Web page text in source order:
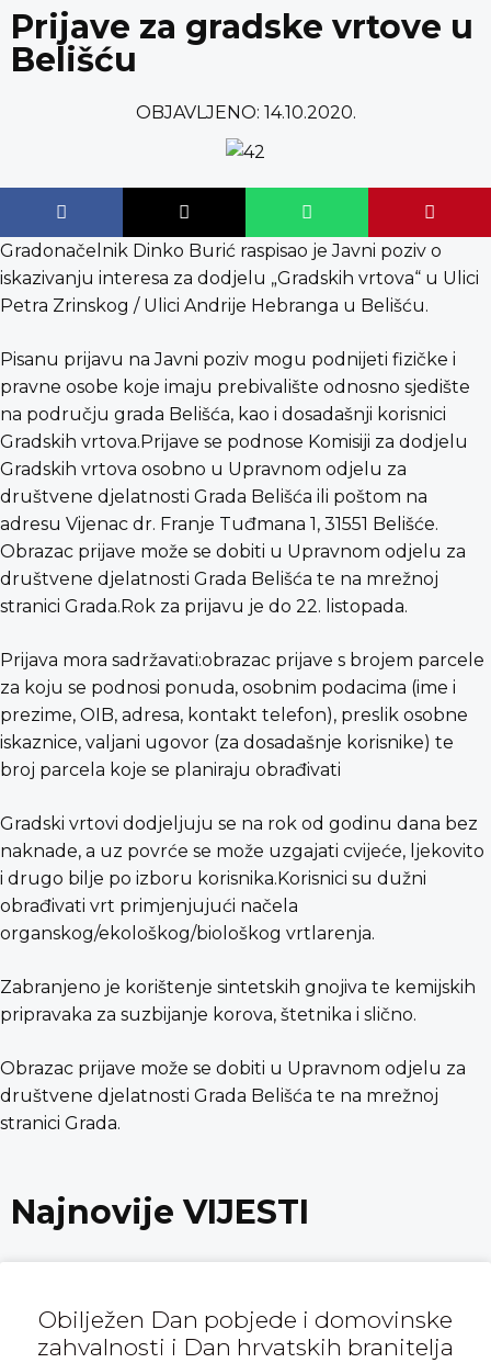
content
Prijave za gradske vrtove u
Belišću
OBJAVLJENO: 14.10.2020.
Gradonačelnik Dinko Burić raspisao je Javni poziv o
iskazivanju interesa za dodjelu „Gradskih vrtova“ u Ulici
Petra Zrinskog / Ulici Andrije Hebranga u Belišću.
Pisanu prijavu na Javni poziv mogu podnijeti fizičke i
pravne osobe koje imaju prebivalište odnosno sjedište
na području grada Belišća, kao i dosadašnji korisnici
Gradskih vrtova.Prijave se podnose Komisiji za dodjelu
Gradskih vrtova osobno u Upravnom odjelu za
društvene djelatnosti Grada Belišća ili poštom na
adresu Vijenac dr. Franje Tuđmana 1, 31551 Belišće.
Obrazac prijave može se dobiti u Upravnom odjelu za
društvene djelatnosti Grada Belišća te na mrežnoj
stranici Grada.Rok za prijavu je do 22. listopada.
Prijava mora sadržavati:obrazac prijave s brojem parcele
za koju se podnosi ponuda, osobnim podacima (ime i
prezime, OIB, adresa, kontakt telefon), preslik osobne
iskaznice, valjani ugovor (za dosadašnje korisnike) te
broj parcela koje se planiraju obrađivati
Gradski vrtovi dodjeljuju se na rok od godinu dana bez
naknade, a uz povrće se može uzgajati cvijeće, ljekovito
i drugo bilje po izboru korisnika.Korisnici su dužni
obrađivati vrt primjenjujući načela
organskog/ekološkog/biološkog vrtlarenja.
Zabranjeno je korištenje sintetskih gnojiva te kemijskih
pripravaka za suzbijanje korova, štetnika i slično.
Obrazac prijave može se dobiti u Upravnom odjelu za
društvene djelatnosti Grada Belišća te na mrežnoj
stranici Grada.
Najnovije VIJESTI
Obilježen Dan pobjede i domovinske
zahvalnosti i Dan hrvatskih branitelja